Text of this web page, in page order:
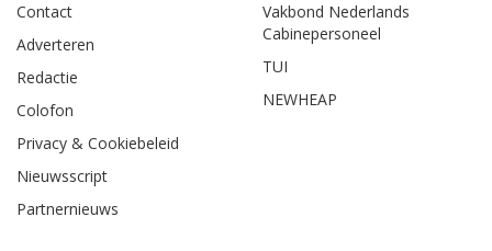
Contact
Adverteren
Redactie
Colofon
Privacy & Cookiebeleid
Nieuwsscript
Partnernieuws
Vakbond Nederlands
Cabinepersoneel
TUI
NEWHEAP